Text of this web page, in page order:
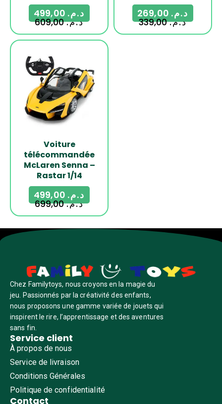
د.م.609,00
د.م.
د.م.339,00
د.م.
-29%
Voiture
télécommandée
McLaren Senna –
Rastar 1/14
د.م.699,00
د.م.
Chez Familytoys, nous croyons en la magie du
jeu. Passionnés par la créativité des enfants,
nous proposons une gamme variée de jouets qui
inspirent le rire, l’apprentissage et des aventures
sans fin.
Service client
À propos de nous
Service de livraison
Conditions Générales
Politique de confidentialité
Contact